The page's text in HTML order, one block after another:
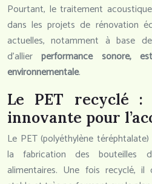
Pourtant, le traitement
dans les projets de rénovation
actuelles, notamment à base
d’allierperformance sonore,
environnementale.
Le PET recyclé :
innovante pour
Le PET (polyéthylène
la fabrication des bouteilles
alimentaires. Une fois recyclé, il